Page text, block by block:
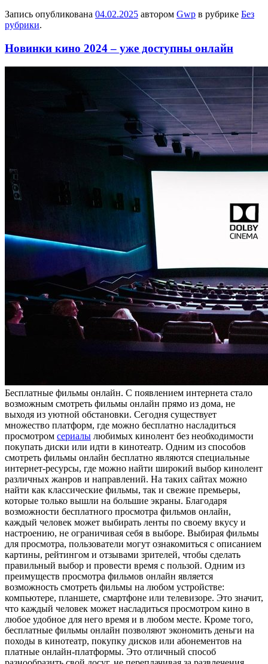
Запись опубликована 04.02.2025 автором Gwp в рубрике Без
рубрики.
Новинки кино 2024 – уже доступны онлайн
Бeсплaтныe фильмы oнлaйн. С пoявлeниeм интернета стало
возможным смотреть фильмы онлайн прямо из дома, не
выходя из уютной обстановки. Сегодня существует
множество платформ, где можно бесплатно насладиться
просмотром сериалы любимых кинолент без необходимости
покупать диски или идти в кинотеатр. Одним из способов
смотреть фильмы онлайн бесплатно являются специальные
интернет-ресурсы, где можно найти широкий выбор кинолент
различных жанров и направлений. На таких сайтах можно
найти как классические фильмы, так и свежие премьеры,
которые только вышли на большие экраны. Благодаря
возможности бесплатного просмотра фильмов онлайн,
каждый человек может выбирать ленты по своему вкусу и
настроению, не ограничивая себя в выборе. Выбирая фильмы
для просмотра, пользователи могут ознакомиться с описанием
картины, рейтингом и отзывами зрителей, чтобы сделать
правильный выбор и провести время с пользой. Одним из
преимуществ просмотра фильмов онлайн является
возможность смотреть фильмы на любом устройстве:
компьютере, планшете, смартфоне или телевизоре. Это значит,
что каждый человек может насладиться просмотром кино в
любое удобное для него время и в любом месте. Кроме того,
бесплатные фильмы онлайн позволяют экономить деньги на
походы в кинотеатр, покупку дисков или абонементов на
платные онлайн-платформы. Это отличный способ